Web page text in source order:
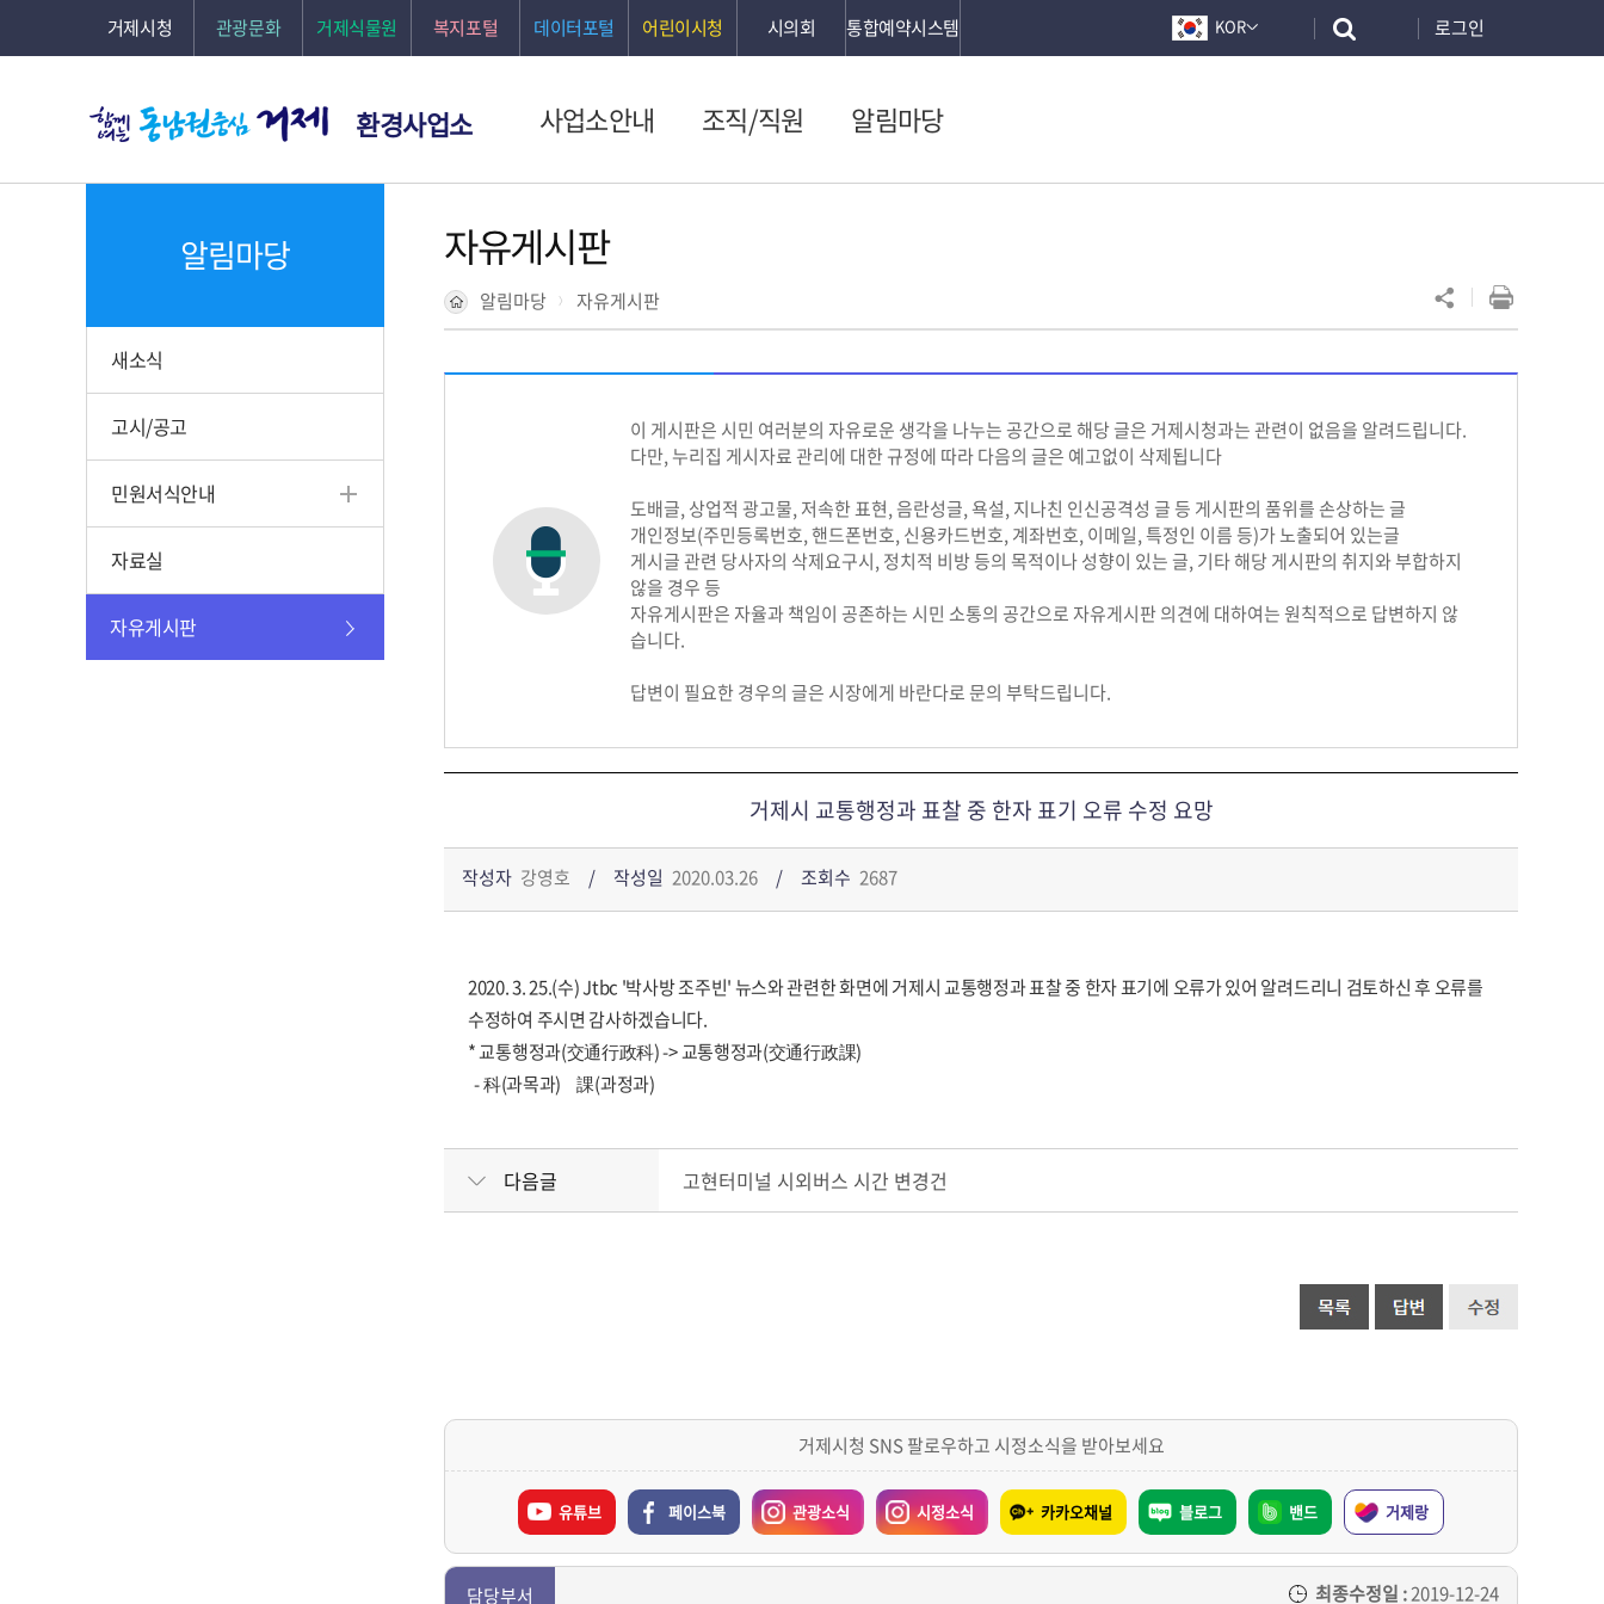
거제시청 관광문화 거제식물원 복지포털 데이터포털 어린이시청 시의회 통합예약시스템 KOR 로그인
환경사업소 사업소안내 조직/직원 알림마당
알림마당
새소식
고시/공고
민원서식안내
자료실
자유게시판
자유게시판
알림마당 자유게시판
이 게시판은 시민 여러분의 자유로운 생각을 나누는 공간으로 해당 글은 거제시청과는 관련이 없음을 알려드립니다.
다만, 누리집 게시자료 관리에 대한 규정에 따라 다음의 글은 예고없이 삭제됩니다
도배글, 상업적 광고물, 저속한 표현, 음란성글, 욕설, 지나친 인신공격성 글 등 게시판의 품위를 손상하는 글
개인정보(주민등록번호, 핸드폰번호, 신용카드번호, 계좌번호, 이메일, 특정인 이름 등)가 노출되어 있는글
게시글 관련 당사자의 삭제요구시, 정치적 비방 등의 목적이나 성향이 있는 글, 기타 해당 게시판의 취지와 부합하지
않을 경우 등
자유게시판은 자율과 책임이 공존하는 시민 소통의 공간으로 자유게시판 의견에 대하여는 원칙적으로 답변하지 않
습니다.
답변이 필요한 경우의 글은 시장에게 바란다로 문의 부탁드립니다.
거제시 교통행정과 표찰 중 한자 표기 오류 수정 요망
작성자 강영호 작성일 2020.03.26 조회수 2687
2020. 3. 25.(수) Jtbc '박사방 조주빈' 뉴스와 관련한 화면에 거제시 교통행정과 표찰 중 한자 표기에 오류가 있어 알려드리니 검토하신 후 오류를
수정하여 주시면 감사하겠습니다.
* 교통행정과(交通行政科) -> 교통행정과(交通行政課)
- 科(과목과) 課(과정과)
다음글 고현터미널 시외버스 시간 변경건
거제시청 SNS 팔로우하고 시정소식을 받아보세요
유튜브 페이스북 관광소식 시정소식 카카오채널 블로그 밴드 거제랑
담당부서 최종수정일 :2019-12-24